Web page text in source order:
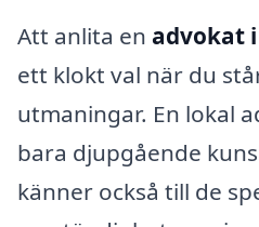
Att anlita en advokat
ett klokt val när du
utmaningar. En lokal
bara djupgående
känner också till de